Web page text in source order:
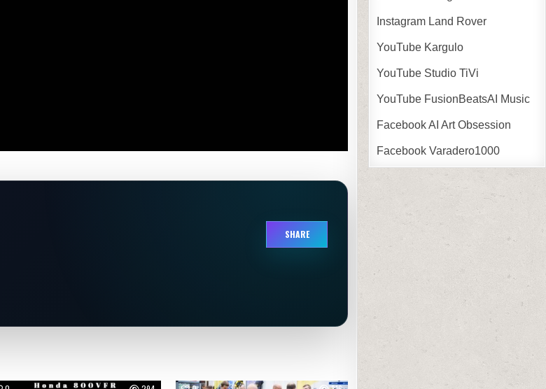
SHARE
Instagram Land Rover
YouTube Kargulo
YouTube Studio TiVi
YouTube FusionBeatsAI Music
Facebook AI Art Obsession
Facebook Varadero1000